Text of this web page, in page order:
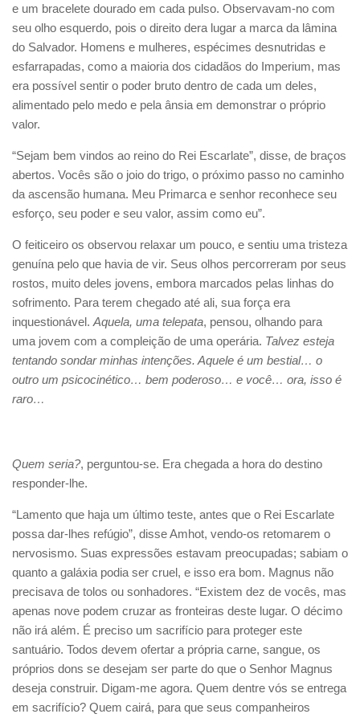
e um bracelete dourado em cada pulso. Observavam-no com
seu olho esquerdo, pois o direito dera lugar a marca da lâmina
do Salvador. Homens e mulheres, espécimes desnutridas e
esfarrapadas, como a maioria dos cidadãos do Imperium, mas
era possível sentir o poder bruto dentro de cada um deles,
alimentado pelo medo e pela ânsia em demonstrar o próprio
valor.
“Sejam bem vindos ao reino do Rei Escarlate”, disse, de braços
abertos. Vocês são o joio do trigo, o próximo passo no caminho
da ascensão humana. Meu Primarca e senhor reconhece seu
esforço, seu poder e seu valor, assim como eu”.
O feiticeiro os observou relaxar um pouco, e sentiu uma tristeza
genuína pelo que havia de vir. Seus olhos percorreram por seus
rostos, muito deles jovens, embora marcados pelas linhas do
sofrimento. Para terem chegado até ali, sua força era
inquestionável. Aquela, uma telepata, pensou, olhando para
uma jovem com a compleição de uma operária. Talvez esteja
tentando sondar minhas intenções. Aquele é um bestial… o
outro um psicocinético… bem poderoso… e você… ora, isso é
raro…
Quem seria?, perguntou-se. Era chegada a hora do destino
responder-lhe.
“Lamento que haja um último teste, antes que o Rei Escarlate
possa dar-lhes refúgio”, disse Amhot, vendo-os retomarem o
nervosismo. Suas expressões estavam preocupadas; sabiam o
quanto a galáxia podia ser cruel, e isso era bom. Magnus não
precisava de tolos ou sonhadores. “Existem dez de vocês, mas
apenas nove podem cruzar as fronteiras deste lugar. O décimo
não irá além. É preciso um sacrifício para proteger este
santuário. Todos devem ofertar a própria carne, sangue, os
próprios dons se desejam ser parte do que o Senhor Magnus
deseja construir. Digam-me agora. Quem dentre vós se entrega
em sacrifício? Quem cairá, para que seus companheiros